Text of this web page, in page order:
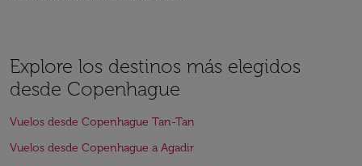
Explore los destinos más elegidos
desde Copenhague
Vuelos desde Copenhague Tan-Tan
Vuelos desde Copenhague a Agadir